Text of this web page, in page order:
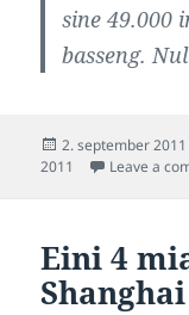
sine 49.000
basseng.
Posted
on
2. september 2011
2011
Leave a
Eini 4
Shanghai